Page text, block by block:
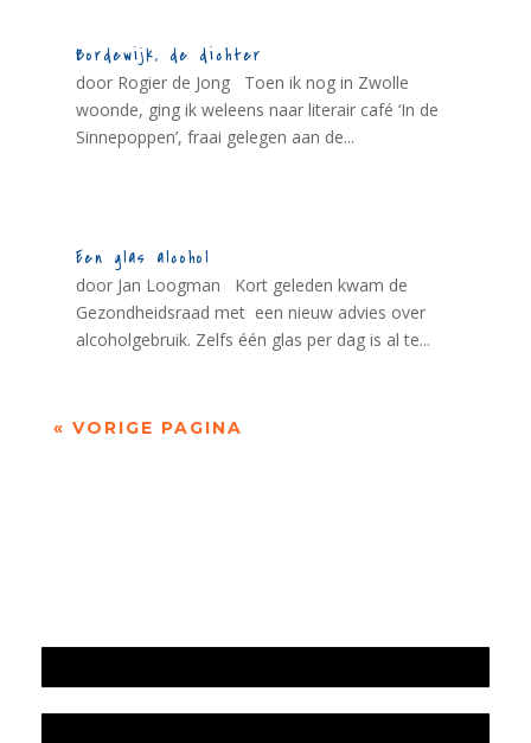
Bordewijk, de dichter
door Rogier de Jong Toen ik nog in Zwolle
woonde, ging ik weleens naar literair café ‘In de
Sinnepoppen’, fraai gelegen aan de...
Een glas alcohol
door Jan Loogman Kort geleden kwam de
Gezondheidsraad met een nieuw advies over
alcoholgebruik. Zelfs één glas per dag is al te...
« VORIGE PAGINA